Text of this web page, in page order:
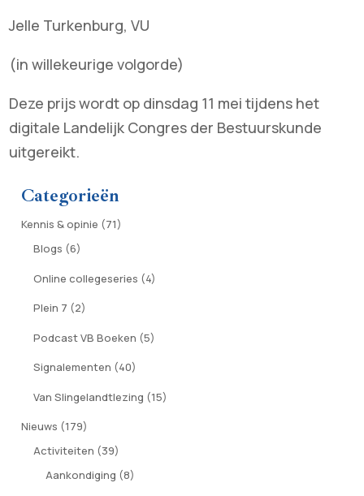
Jelle Turkenburg, VU
(in willekeurige volgorde)
Deze prijs wordt op dinsdag 11 mei tijdens het
digitale Landelijk Congres der Bestuurskunde
uitgereikt.
Categorieën
Kennis & opinie (71)
Blogs (6)
Online collegeseries (4)
Plein 7 (2)
Podcast VB Boeken (5)
Signalementen (40)
Van Slingelandtlezing (15)
Nieuws (179)
Activiteiten (39)
Aankondiging (8)